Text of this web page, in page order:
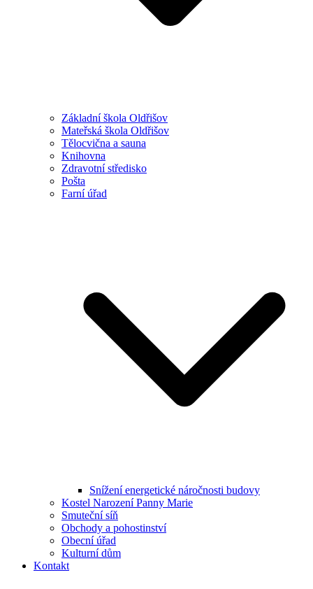
Základní škola Oldřišov
Mateřská škola Oldřišov
Tělocvična a sauna
Knihovna
Zdravotní středisko
Pošta
Farní úřad
Snížení energetické náročnosti budovy
Kostel Narození Panny Marie
Smuteční síň
Obchody a pohostinství
Obecní úřad
Kulturní dům
Kontakt